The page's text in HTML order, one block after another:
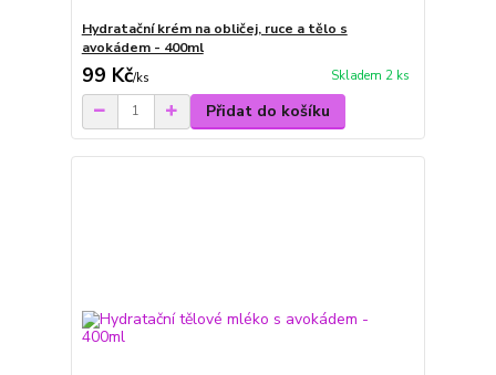
Hydratační krém na obličej, ruce a tělo s
avokádem - 400ml
99 Kč/ks Skladem 2 ks
Přidat do košíku